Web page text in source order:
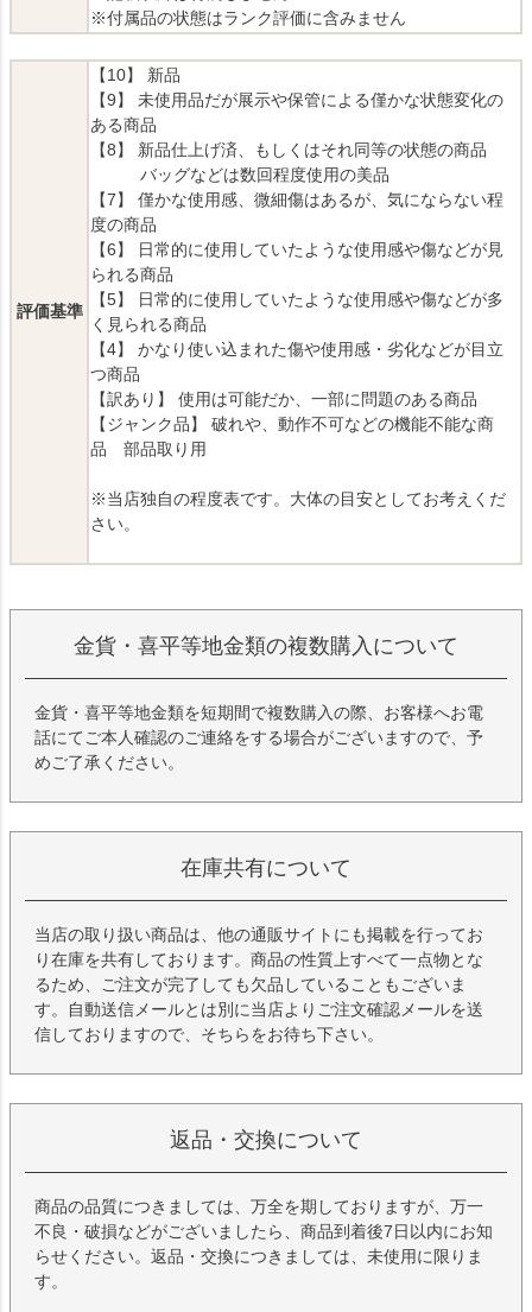
※付属品の状態はランク評価に含みません
評価基準
【10】 新品
【9】 未使用品だが展示や保管による僅かな状態変化の
ある商品
【8】 新品仕上げ済、もしくはそれ同等の状態の商品
バッグなどは数回程度使用の美品
【7】 僅かな使用感、微細傷はあるが、気にならない程
度の商品
【6】 日常的に使用していたような使用感や傷などが見
られる商品
【5】 日常的に使用していたような使用感や傷などが多
く見られる商品
【4】 かなり使い込まれた傷や使用感・劣化などが目立
つ商品
【訳あり】 使用は可能だか、一部に問題のある商品
【ジャンク品】 破れや、動作不可などの機能不能な商
品 部品取り用
※当店独自の程度表です。大体の目安としてお考えくだ
さい。
金貨・喜平等地金類の複数購入について
金貨・喜平等地金類を短期間で複数購入の際、お客様へお電
話にてご本人確認のご連絡をする場合がございますので、予
めご了承ください。
在庫共有について
当店の取り扱い商品は、他の通販サイトにも掲載を行ってお
り在庫を共有しております。商品の性質上すべて一点物とな
るため、ご注文が完了しても欠品していることもございま
す。自動送信メールとは別に当店よりご注文確認メールを送
信しておりますので、そちらをお待ち下さい。
返品・交換について
商品の品質につきましては、万全を期しておりますが、万一
不良・破損などがございましたら、商品到着後7日以内にお知
らせください。返品・交換につきましては、未使用に限りま
す。